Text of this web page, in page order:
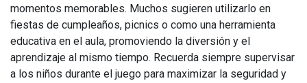
momentos memorables. Muchos sugieren utilizarlo en
fiestas de cumpleaños, picnics o como una herramienta
educativa en el aula, promoviendo la diversión y el
aprendizaje al mismo tiempo. Recuerda siempre supervisar
a los niños durante el juego para maximizar la seguridad y